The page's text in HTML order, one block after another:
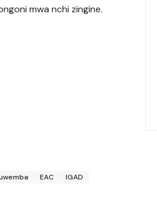
mwa nchi zingine.
EAC IGAD